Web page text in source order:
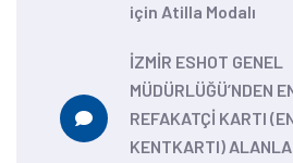
için Atilla Modalı
İZMİR ESHOT GENEL
MÜDÜRLÜĞÜ’NDEN
REFAKATÇİ KARTI
KENTKARTI)